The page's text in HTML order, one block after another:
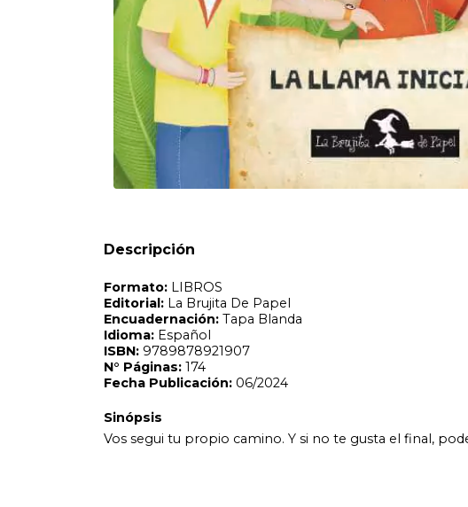
Descripción
Formato:LIBROS
Editorial:La Brujita De Papel
Encuadernación:Tapa Blanda
Idioma:Español
ISBN:9789878921907
Páginas: 174
Fecha Publicación:06/2024